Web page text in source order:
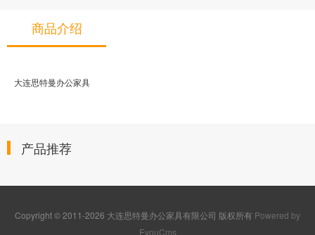
商品介绍
大连思特曼办公家具
产品推荐
Copyright © 2011-2026 大连思特曼办公家具有限公司 版权所有 Powered by
EyouCms